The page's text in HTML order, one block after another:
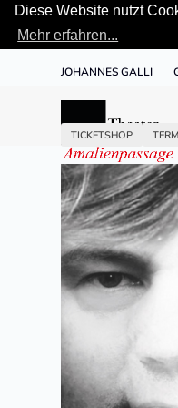
Diese Website nutzt
Mehr erfahren...
JOHANNES GALLI
TICKETSHOP